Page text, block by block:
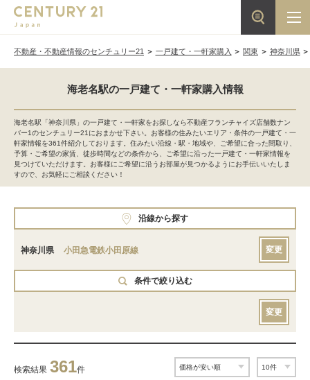
不動産・不動産情報のセンチュリー21 一戸建て・一軒家購入 関東 神奈川県
海老名駅の一戸建て・一軒家購入情報
海老名駅「神奈川県」の一戸建て・一軒家をお探しなら不動産フランチャイズ店舗数ナン
バー1のセンチュリー21におまかせ下さい。お客様の住みたいエリア・条件の一戸建て・一
軒家情報を361件紹介しております。住みたい沿線・駅・地域や、ご希望に合った間取り、
予算・ご希望の家賃、徒歩時間などの条件から、ご希望に沿った一戸建て・一軒家情報を
見つけていただけます。お客様にご希望に沿うお部屋が見つかるようにお手伝いいたしま
すので、お気軽にご相談ください！
沿線から探す
神奈川県 小田急電鉄小田原線 変更
条件で絞り込む
変更
検索結果 361件